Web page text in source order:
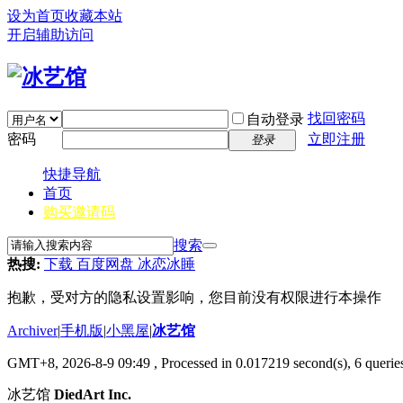
设为首页收藏本站
开启辅助访问
自动登录 找回密码
密码
登录 立即注册
快捷导航
首页
购买邀请码
搜索
热搜: 下载 百度网盘 冰恋冰睡
抱歉，受对方的隐私设置影响，您目前没有权限进行本操作
Archiver|手机版|小黑屋|冰艺馆
GMT+8, 2026-8-9 09:49 , Processed in 0.017219 second(s), 6
冰艺馆 DiedArt Inc.